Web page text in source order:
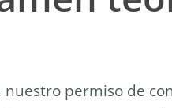
permiso de